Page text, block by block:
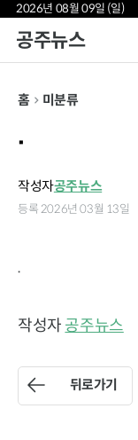
2026년 08월 09일 (일)
공주뉴스
홈 미분류
.
작성자공주뉴스
등록 2026년 03월 13일
.
작성자 공주뉴스
뒤로가기